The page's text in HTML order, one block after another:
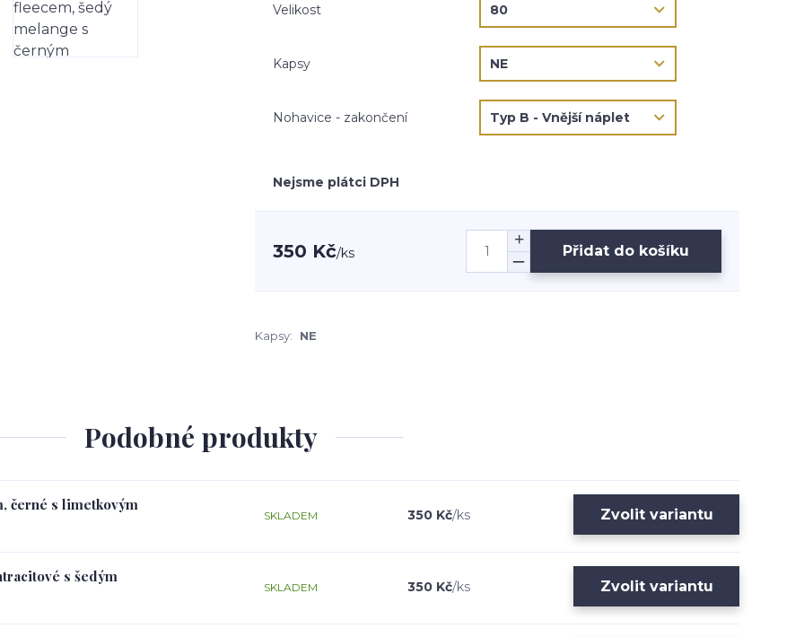
Velikost
Kapsy
Nohavice - zakončení
Nejsme plátci DPH
350 Kč/ks Přidat do košíku
Kapsy: NE
Podobné produkty
černé s limetkovým
350 Kč/ks
SKLADEM Zvolit variantu
s šedým
350 Kč/ks
SKLADEM Zvolit variantu